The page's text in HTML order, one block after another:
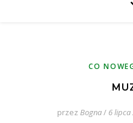
CO
przez Bogna/ 6 lipca